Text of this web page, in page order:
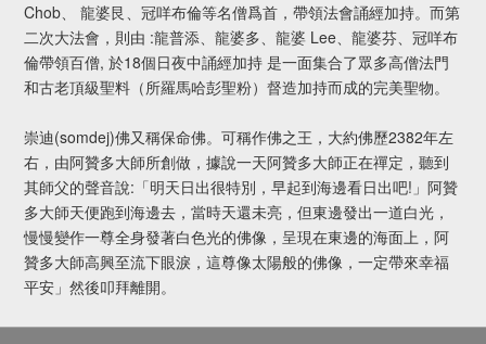
Chob、 龍婆艮、冠咩布倫等名僧爲首，帶領法會誦經加持。而第
二次大法會，則由 :龍普添、龍婆多、龍婆 Lee、龍婆芬、冠咩布
倫帶領百僧, 於18個日夜中誦經加持 是一面集合了眾多高僧法門
和古老頂級聖料（所羅馬哈彭聖粉）督造加持而成的完美聖物。
崇迪(somdej)佛又稱保命佛。可稱作佛之王，大約佛歷2382年左
右，由阿贊多大師所創做，據說一天阿贊多大師正在禪定，聽到
其師父的聲音說:「明天日出很特別，早起到海邊看日出吧!」阿贊
多大師天便跑到海邊去，當時天還未亮，但東邊發出一道白光，
慢慢變作一尊全身發著白色光的佛像，呈現在東邊的海面上，阿
贊多大師高興至流下眼淚，這尊像太陽般的佛像，一定帶來幸福
平安」然後叩拜離開。